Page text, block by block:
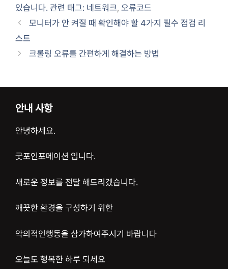
있습니다. 관련 태그: 네트워크 오류코드
모니터가 안 켜질 때 확인해야 할 4가지 필수 점검 리
스트
크롤링 오류를 간편하게 해결하는 방법
안내 사항
안녕하세요.
굿포인포메이션 입니다.
새로운 정보를 전달 해드리겠습니다.
깨끗한 환경을 구성하기 위한
악의적인행동을 삼가하여주시기 바랍니다
오늘도 행복한 하루 되세요